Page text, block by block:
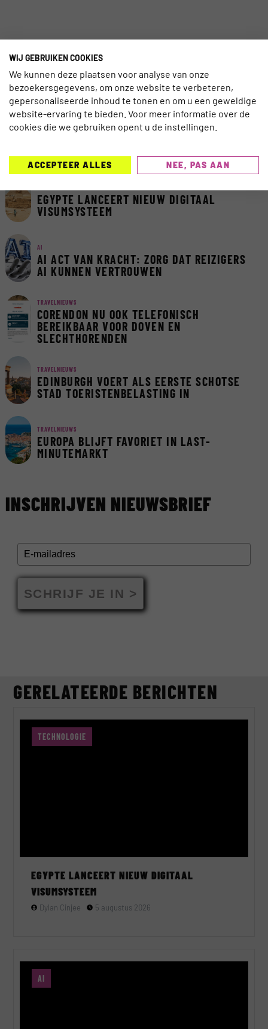
MEEST GELEZEN AFGELOPEN 7
DAGEN
EGYPTE LANCEERT NIEUW DIGITAAL
VISUMSYSTEEM
AI
AI ACT VAN KRACHT: ZORG DAT REIZIGERS
AI KUNNEN VERTROUWEN
TRAVELNIEUWS
CORENDON NU OOK TELEFONISCH
BEREIKBAAR VOOR DOVEN EN
SLECHTHORENDEN
TRAVELNIEUWS
EDINBURGH VOERT ALS EERSTE SCHOTSE
STAD TOERISTENBELASTING IN
TRAVELNIEUWS
EUROPA BLIJFT FAVORIET IN LAST-
MINUTEMARKT
INSCHRIJVEN NIEUWSBRIEF
SCHRIJF JE IN >
GERELATEERDE BERICHTEN
TECHNOLOGIE
EGYPTE LANCEERT NIEUW DIGITAAL
VISUMSYSTEEM
Dylan Cinjee 5 augustus 2026
AI
WIJ GEBRUIKEN COOKIES
We kunnen deze plaatsen voor analyse van onze
bezoekersgegevens, om onze website te verbeteren,
gepersonaliseerde inhoud te tonen en om u een geweldige
website-ervaring te bieden. Voor meer informatie over de
cookies die we gebruiken opent u de instellingen.
ACCEPTEER ALLES NEE, PAS AAN